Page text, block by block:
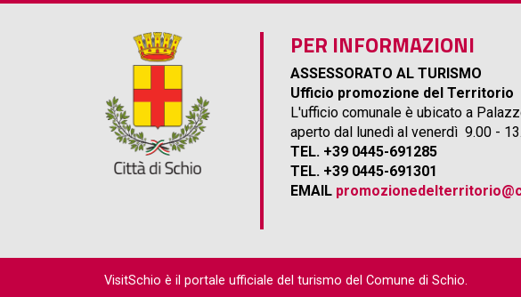
PER INFORMAZIONI
ASSESSORATO AL TURISMO
Ufficio promozione del Territorio
L'ufficio comunale è ubicato a
aperto dal lunedì al venerdì 9.00 -
TEL. +39 0445-691285
TEL. +39 0445-691301
EMAIL
VisitSchio è il portale ufficiale del turismo del Comune di Schio.